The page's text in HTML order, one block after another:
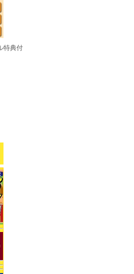
特典付
ゲッP-X アレサCOLLECTION 1993-